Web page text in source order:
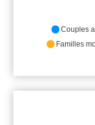
Couples
Familles